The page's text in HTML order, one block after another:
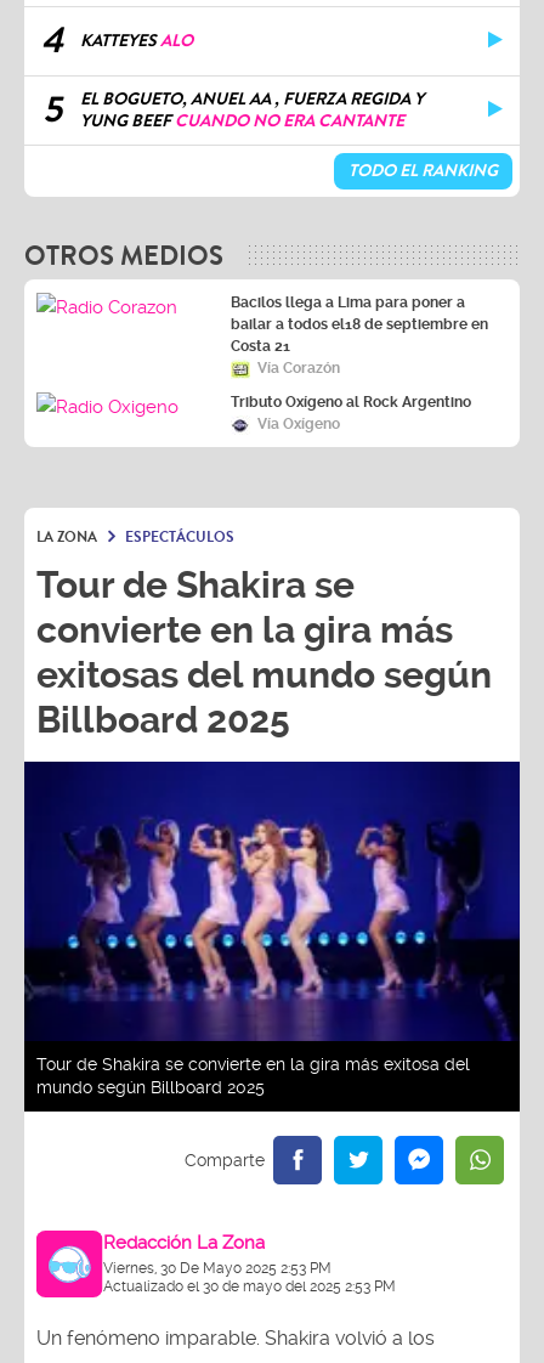
4 KATTEYESALO
5
EL BOGUETO, ANUEL AA , FUERZA REGIDA Y
YUNG BEEFCUANDO NO ERA CANTANTE
TODO EL RANKING
OTROS MEDIOS
Bacilos llega a Lima para poner a
bailar a todos el18 de septiembre en
Costa 21
Vía Corazón
Tributo Oxígeno al Rock Argentino
Vía Oxígeno
LA ZONA ESPECTÁCULOS
Tour de Shakira se
convierte en la gira más
exitosas del mundo según
Billboard 2025
Tour de Shakira se convierte en la gira más exitosa del
mundo según Billboard 2025
Redacción La Zona
Viernes, 30 De Mayo 2025 2:53 PM
Actualizado el 30 de mayo del 2025 2:53 PM
Un fenómeno imparable. Shakira volvió a los